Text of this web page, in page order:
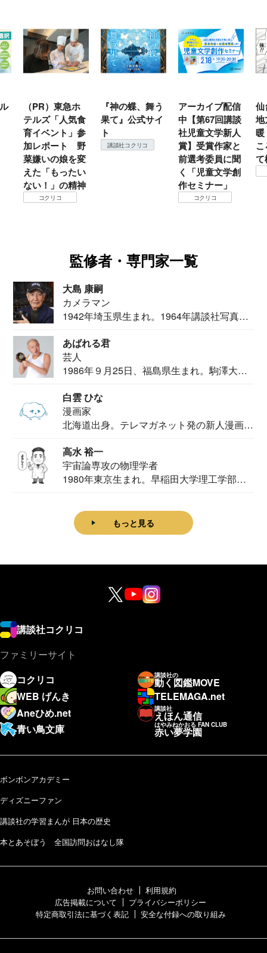
（PR）東急ホ
テルズ「人気食
育イベント」参
加レポート 野
菜嫌いの娘を変
えた「もったい
ない！」の精神
コクリコ
『神の蝶、舞う
果て』公式サイ
ト
講談社コクリコ
アーカイブ配信
中【第67回講談
社児童文学新人
賞】受賞作家と
前選考委員に聞
く「児童文学創
作セミナー」
コクリコ
仙
地
て
監修者・専門家一覧
大島 康嗣
カメラマン
1942年埼玉県生まれ。1964年講談社写真部
あばれる君
芸人
1986年９月25日、福島県生まれ。駒澤大学
白雲 ひな
漫画家
北海道出身。テレマガネット発の新人漫画
高水 裕一
宇宙論専攻の物理学者
1980年東京生まれ。早稲田大学理工学部物
もっと見る
講談社コクリコ
ファミリーサイト
コクリコ
講談社の
動く図鑑MOVE
WEB げんき
TELEMAGA.net
Aneひめ.net
講談社
えほん通信
青い鳥文庫
はやみねかおる FAN CLUB
赤い夢学園
ボンボンアカデミー
ディズニーファン
講談社の学習まんが 日本の歴史
本とあそぼう 全国訪問おはなし隊
お問い合わせ
利用規約
広告掲載について
プライバシーポリシー
特定商取引法に基づく表記
安全な付録への取り組み